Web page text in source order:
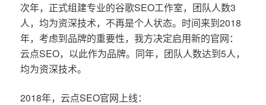
次年，正式组建专业的谷歌SEO工作室，团队人数3
人，均为资深技术，不再是个人状态。时间来到2018
年，考虑到品牌的重要性，我方决定启用新的官网：
云点SEO，以此作为品牌。同年，团队人数达到5人，
均为资深技术。
2018年，云点SEO官网上线：